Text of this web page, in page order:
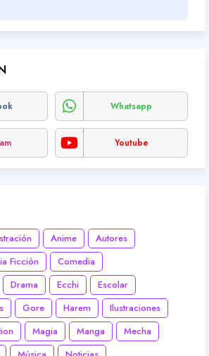
Whatsapp
Youtube
Anime
Autores
Ficción
Comedia
Drama Ecchi
Escolar
Gore Harem
Ilustraciones
Magia Manga
Mecha